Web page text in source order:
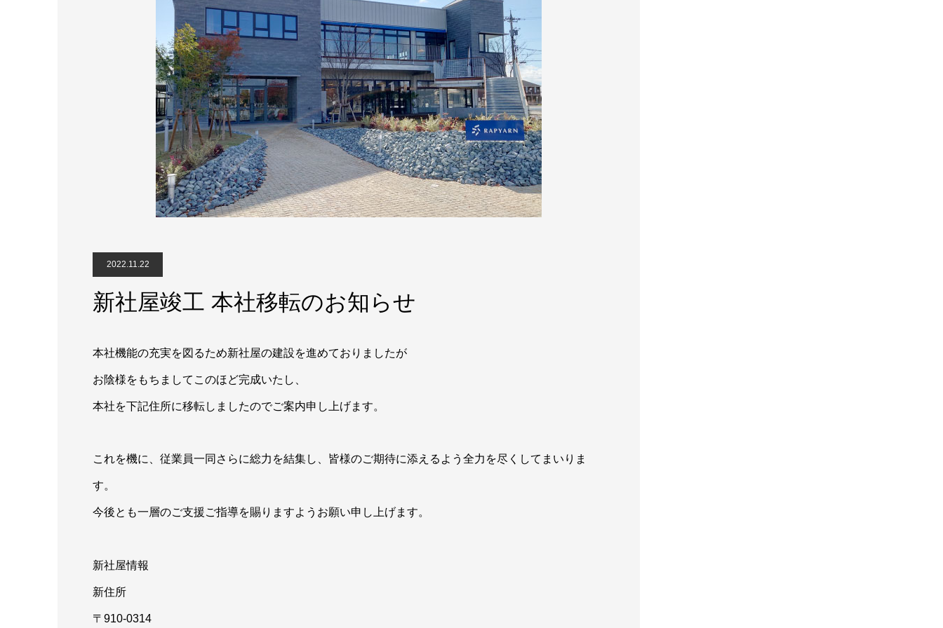
2022.11.22
新社屋竣工 本社移転のお知らせ
本社機能の充実を図るため新社屋の建設を進めておりましたが
お陰様をもちましてこのほど完成いたし、
本社を下記住所に移転しましたのでご案内申し上げます。
これを機に、従業員一同さらに総力を結集し、皆様のご期待に添えるよう全力を尽くしてまいりま
す。
今後とも一層のご支援ご指導を賜りますようお願い申し上げます。
新社屋情報
新住所
〒910-0314